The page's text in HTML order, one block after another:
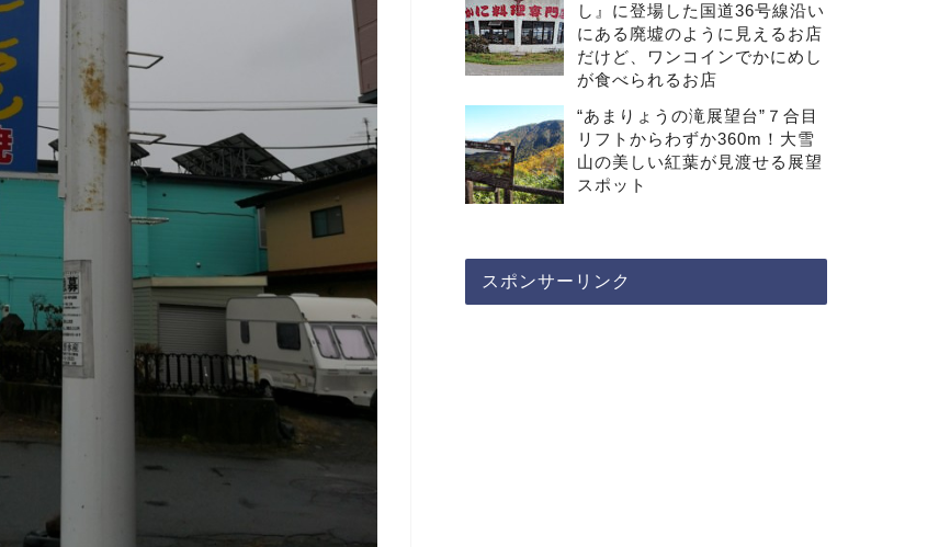
し』に登場した国道36号線沿い
にある廃墟のように見えるお店
だけど、ワンコインでかにめし
が食べられるお店
“あまりょうの滝展望台”７合目
リフトからわずか360m！大雪
山の美しい紅葉が見渡せる展望
スポット
スポンサーリンク